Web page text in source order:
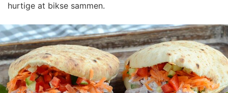
hurtige at bikse sammen.